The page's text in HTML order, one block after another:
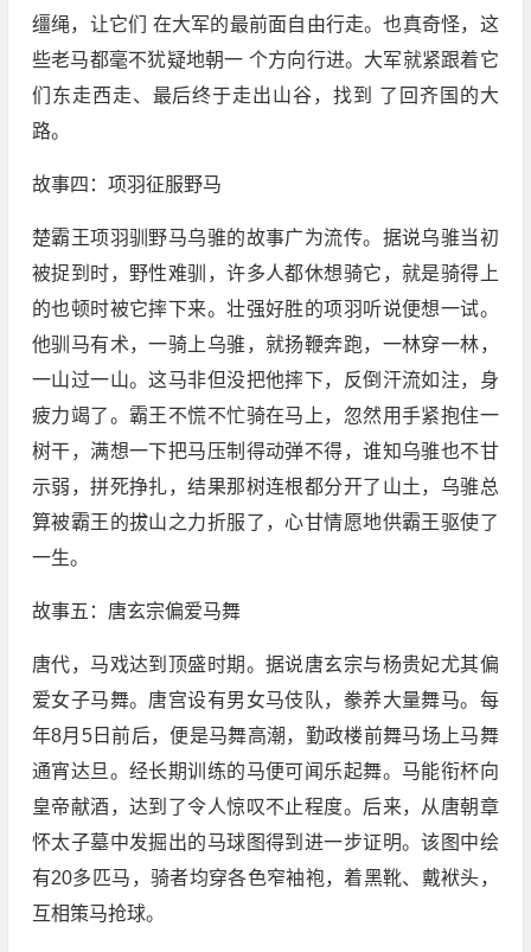
缰绳，让它们 在大军的最前面自由行走。也真奇怪，这
些老马都毫不犹疑地朝一 个方向行进。大军就紧跟着它
们东走西走、最后终于走出山谷，找到 了回齐国的大
路。
故事四：项羽征服野马
楚霸王项羽驯野马乌骓的故事广为流传。据说乌骓当初
被捉到时，野性难驯，许多人都休想骑它，就是骑得上
的也顿时被它摔下来。壮强好胜的项羽听说便想一试。
他驯马有术，一骑上乌骓，就扬鞭奔跑，一林穿一林，
一山过一山。这马非但没把他摔下，反倒汗流如注，身
疲力竭了。霸王不慌不忙骑在马上，忽然用手紧抱住一
树干，满想一下把马压制得动弹不得，谁知乌骓也不甘
示弱，拼死挣扎，结果那树连根都分开了山土，乌骓总
算被霸王的拔山之力折服了，心甘情愿地供霸王驱使了
一生。
故事五：唐玄宗偏爱马舞
唐代，马戏达到顶盛时期。据说唐玄宗与杨贵妃尤其偏
爱女子马舞。唐宫设有男女马伎队，豢养大量舞马。每
年8月5日前后，便是马舞高潮，勤政楼前舞马场上马舞
通宵达旦。经长期训练的马便可闻乐起舞。马能衔杯向
皇帝献酒，达到了令人惊叹不止程度。后来，从唐朝章
怀太子墓中发掘出的马球图得到进一步证明。该图中绘
有20多匹马，骑者均穿各色窄袖袍，着黑靴、戴袱头，
互相策马抢球。